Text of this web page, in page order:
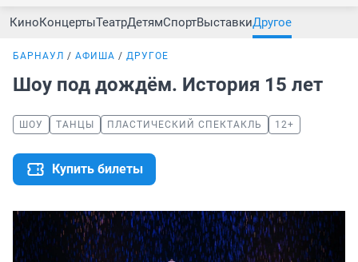
КиноКонцертыТеатрДетямСпортВыставкиДругое
БАРНАУЛ АФИША ДРУГОЕ
Шоу под дождём. История 15 лет
ШОУ ТАНЦЫ ПЛАСТИЧЕСКИЙ СПЕКТАКЛЬ 12+
Купить билеты